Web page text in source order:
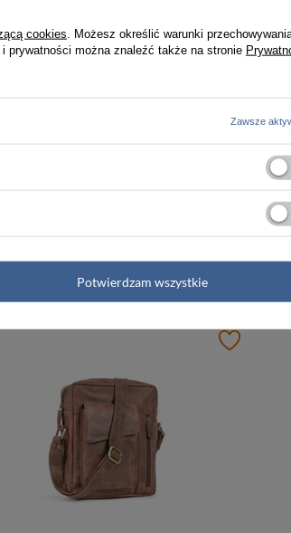
vintage brązowy -
cookies . Możesz określić warunki
prywatności można znaleźć także na stronie
Zawsze
Potwierdzam wszystkie